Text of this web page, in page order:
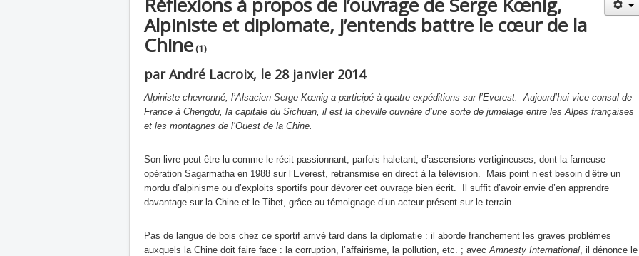
Alpiniste et diplomate, j’entends battre le cœur de la
Chine(1)
par André Lacroix, le 28 janvier 2014
Alpiniste chevronné, l’Alsacien Serge Kœnig a participé à quatre expéditions sur l’Everest. Aujourd’hui vice-consul de
France à Chengdu, la capitale du Sichuan, il est la cheville ouvrière d’une sorte de jumelage entre les Alpes françaises
et les montagnes de l’Ouest de la Chine.
Son livre peut être lu comme le récit passionnant, parfois haletant, d’ascensions vertigineuses, dont la fameuse
opération Sagarmatha en 1988 sur l’Everest, retransmise en direct à la télévision. Mais point n’est besoin d’être un
mordu d’alpinisme ou d’exploits sportifs pour dévorer cet ouvrage bien écrit. Il suffit d’avoir envie d’en apprendre
davantage sur la Chine et le Tibet, grâce au témoignage d’un acteur présent sur le terrain.
Pas de langue de bois chez ce sportif arrivé tard dans la diplomatie : il aborde franchement les graves problèmes
auxquels la Chine doit faire face : la corruption, l’affairisme, la pollution, etc. ; avec Amnesty International , il dénonce le